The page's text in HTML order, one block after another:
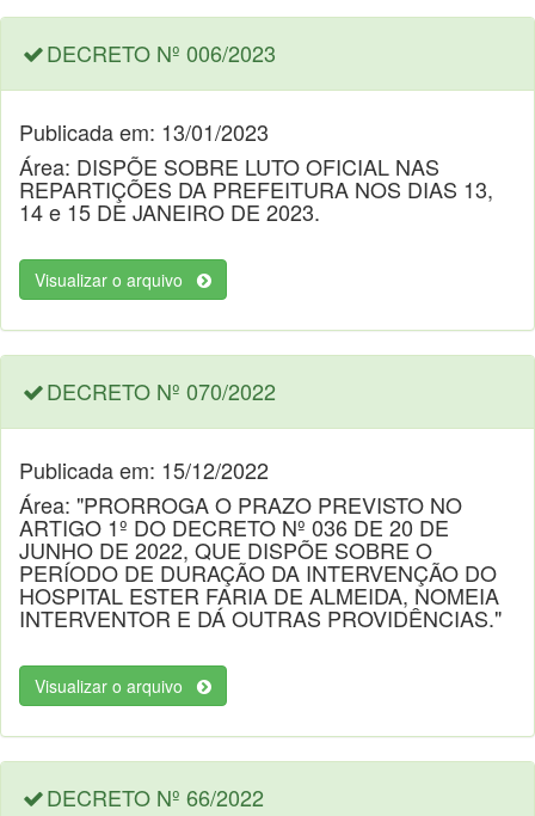
DECRETO Nº 006/2023
Publicada em: 13/01/2023
Área: DISPÕE SOBRE LUTO OFICIAL NAS
REPARTIÇÕES DA PREFEITURA NOS DIAS 13,
14 e 15 DE JANEIRO DE 2023.
Visualizar o arquivo
DECRETO Nº 070/2022
Publicada em: 15/12/2022
Área: "PRORROGA O PRAZO PREVISTO NO
ARTIGO 1º DO DECRETO Nº 036 DE 20 DE
JUNHO DE 2022, QUE DISPÕE SOBRE O
PERÍODO DE DURAÇÃO DA INTERVENÇÃO DO
HOSPITAL ESTER FARIA DE ALMEIDA, NOMEIA
INTERVENTOR E DÁ OUTRAS PROVIDÊNCIAS."
Visualizar o arquivo
DECRETO Nº 66/2022